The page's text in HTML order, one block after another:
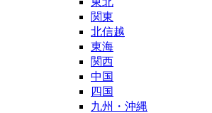
関東
北信越
東海
関西
中国
四国
九州・沖縄